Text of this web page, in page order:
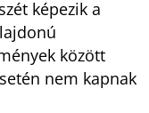
képezik a
között
nem kapnak